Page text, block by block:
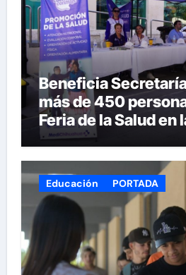
Beneficia
más de 450
Feria de la Salud en
Armas
Educación PORTADA